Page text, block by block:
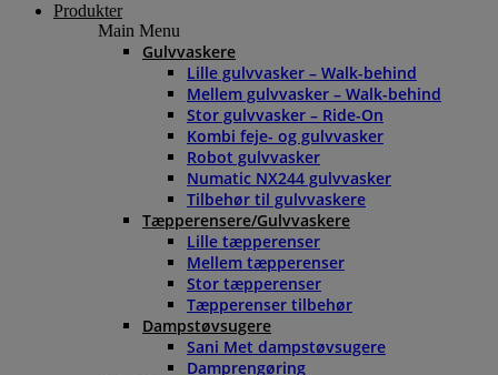
Produkter
Main Menu
Gulvvaskere
Lille gulvvasker – Walk-behind
Mellem gulvvasker – Walk-behind
Stor gulvvasker – Ride-On
Kombi feje- og gulvvasker
Robot gulvvasker
Numatic NX244 gulvvasker
Tilbehør til gulvvaskere
Tæpperensere/Gulvvaskere
Lille tæpperenser
Mellem tæpperenser
Stor tæpperenser
Tæpperenser tilbehør
Dampstøvsugere
Sani Met dampstøvsugere
Damprengøring